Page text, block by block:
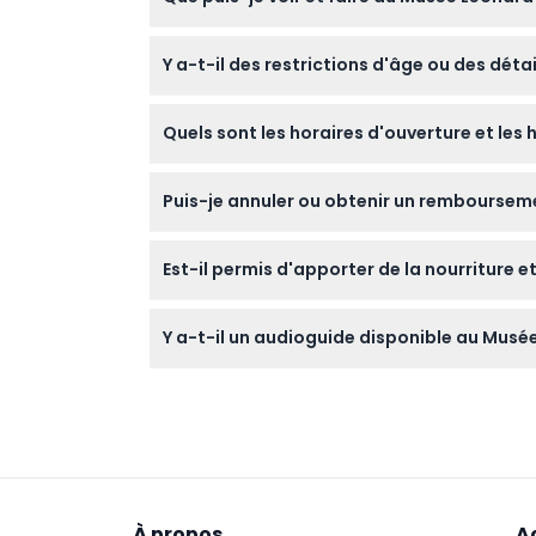
ainsi que de ses œuvres célèbres dans un
Y a-t-il des restrictions d'âge ou des
pour l'entrée.
Quels sont les horaires d'ouverture et les
— veuillez confirmer lors de la réservation).
Puis-je annuler ou obtenir un
Est-il permis d'apporter de la nourriture
Y a-t-il un audioguide disponible au